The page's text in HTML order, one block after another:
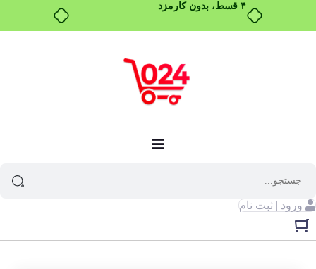
۴ قسط، بدون کارمزد
ورود | ثبت نام